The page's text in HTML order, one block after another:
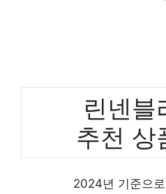
린넨블
추천 상
2024년 기준으